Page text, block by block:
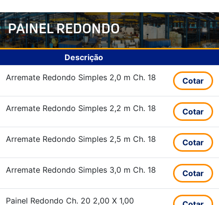
PAINEL REDONDO
Descrição
Arremate Redondo Simples 2,0 m Ch. 18 Cotar
Arremate Redondo Simples 2,2 m Ch. 18 Cotar
Arremate Redondo Simples 2,5 m Ch. 18 Cotar
Arremate Redondo Simples 3,0 m Ch. 18 Cotar
Painel Redondo Ch. 20 2,00 X 1,00